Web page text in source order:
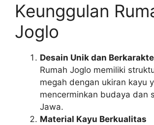
Keunggulan
Joglo
Desain Unik dan
Rumah Joglo memiliki
megah dengan ukiran kayu
mencerminkan budaya dan
Jawa.
Material Kayu Berkualitas